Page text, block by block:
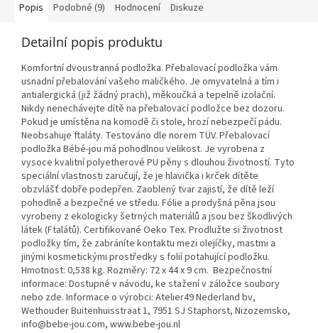
Popis Podobné (9) Hodnocení Diskuze
Detailní popis produktu
Komfortní dvoustranná podložka. Přebalovací podložka vám
usnadní přebalování vašeho maličkého. Je omyvatelná a tím i
antialergická (již žádný prach), měkoučká a tepelně izolační.
Nikdy nenechávejte dítě na přebalovací podložce bez dozoru.
Pokud je umístěna na komodě či stole, hrozí nebezpečí pádu.
Neobsahuje ftaláty. Testováno dle norem TÜV. Přebalovací
podložka Bébé-jou má pohodlnou velikost. Je vyrobena z
vysoce kvalitní polyetherové PU pěny s dlouhou životností. Tyto
speciální vlastnosti zaručují, že je hlavička i krček dítěte
obzvlášť dobře podepřen. Zaoblený tvar zajistí, že dítě leží
pohodlně a bezpečné ve středu. Fólie a prodyšná pěna jsou
vyrobeny z ekologicky šetrných materiálů a jsou bez škodlivých
látek (Ftalátů). Certifikované Oeko Tex. Prodlužte si životnost
podložky tím, že zabráníte kontaktu mezi olejíčky, mastmi a
jinými kosmetickými prostředky s folií potahující podložku.
Hmotnost: 0,538 kg. Rozměry: 72 x 44 x 9 cm. Bezpečnostní
informace: Dostupné v návodu, ke stažení v záložce soubory
nebo zde. Informace o výrobci: Atelier49 Nederland bv,
Wethouder Buitenhuisstraat 1, 7951 SJ Staphorst, Nizozemsko,
info@bebe-jou.com, www.bebe-jou.nl